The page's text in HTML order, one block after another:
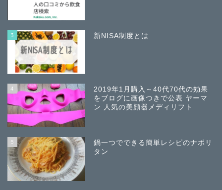
3 新NISA制度とは
4
2019年1月購入～40代70代の効果
をブログに画像つきで公表 ヤーマ
ン 人気の美顔器メディリフト
5
鍋一つでできる簡単レシピのナポリ
タン